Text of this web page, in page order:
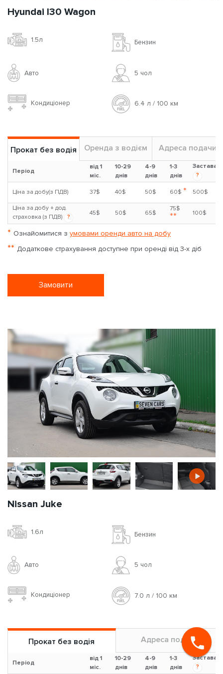
Hyundai I30 Wagon
1.5л Бензин
Авто 5 чoл
Кондиціонер 6.4 л / 100 км
Прокат без водія Оренда з водієм Адреса подачи
Період
від 1
міс.
10-29
днів
4-9
днів
1-3
днів
Застава
?
Ціна за добу(з ПДВ) 37$ 40$ 50$ 60$ * 500$
Ціна за добу + дод.
страховка (з ПДВ)
?
45$ 50$ 65$
75$
** 100$
* Ознайомитися з умовами оренди авто на добу
** Додаткове страхування доступне при оренді від 3-х діб
Замовити
Nissan Juke
1.6л Бензин
Авто 5 чoл
Кондиціонер 7.0 л / 100 км
Прокат без водія Адреса подачи
Період
від 1
міс.
10-29
днів
4-9
днів
1-3
днів
Застава
?